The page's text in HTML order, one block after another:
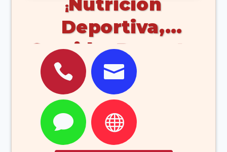
Nutricion
Deportiva,
Comida, Deporte
(Las Palmas De
Gran Canarias
Islas Canarias
España)
 
 